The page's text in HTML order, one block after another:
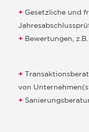
Gesetzliche und
Bewertungen,
von